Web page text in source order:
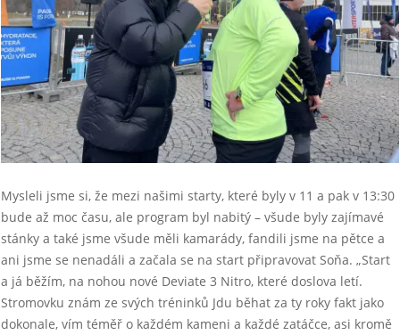
Mysleli jsme si, že mezi našimi starty, které byly v 11 a pak v 13:30
bude až moc času, ale program byl nabitý – všude byly zajímavé
stánky a také jsme všude měli kamarády, fandili jsme na pětce a
ani jsme se nenadáli a začala se na start připravovat Soňa. „Start
a já běžím, na nohou nové Deviate 3 Nitro, které doslova letí.
Stromovku znám ze svých tréninků Jdu běhat za ty roky fakt jako
dokonale, vím téměř o každém kameni a každé zatáčce, asi kromě